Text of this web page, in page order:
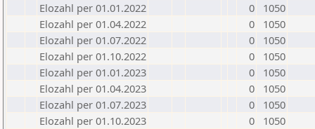
Elozahl per 01.01.2022
0
1050
Elozahl per 01.04.2022
0
1050
Elozahl per 01.07.2022
0
1050
Elozahl per 01.10.2022
0
1050
Elozahl per 01.01.2023
0
1050
Elozahl per 01.04.2023
0
1050
Elozahl per 01.07.2023
0
1050
Elozahl per 01.10.2023
0
1050